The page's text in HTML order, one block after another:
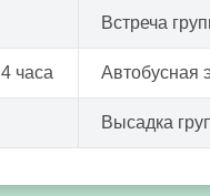
Встреча
4 часа Автобусная
Высадка